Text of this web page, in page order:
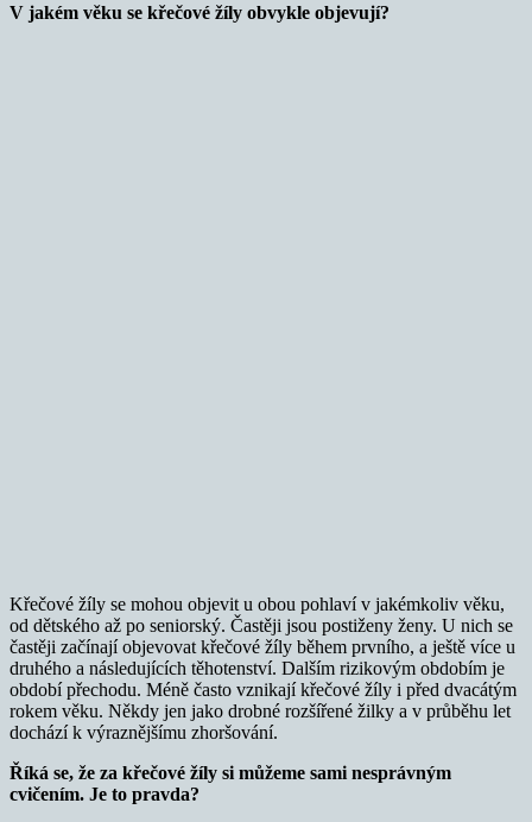
V jakém věku se křečové žíly obvykle objevují?
Křečové žíly se mohou objevit u obou pohlaví v jakémkoliv věku,
od dětského až po seniorský. Častěji jsou postiženy ženy. U nich se
častěji začínají objevovat křečové žíly během prvního, a ještě více u
druhého a následujících těhotenství. Dalším rizikovým obdobím je
období přechodu. Méně často vznikají křečové žíly i před dvacátým
rokem věku. Někdy jen jako drobné rozšířené žilky a v průběhu let
dochází k výraznějšímu zhoršování.
Říká se, že za křečové žíly si můžeme sami nesprávným
cvičením. Je to pravda?